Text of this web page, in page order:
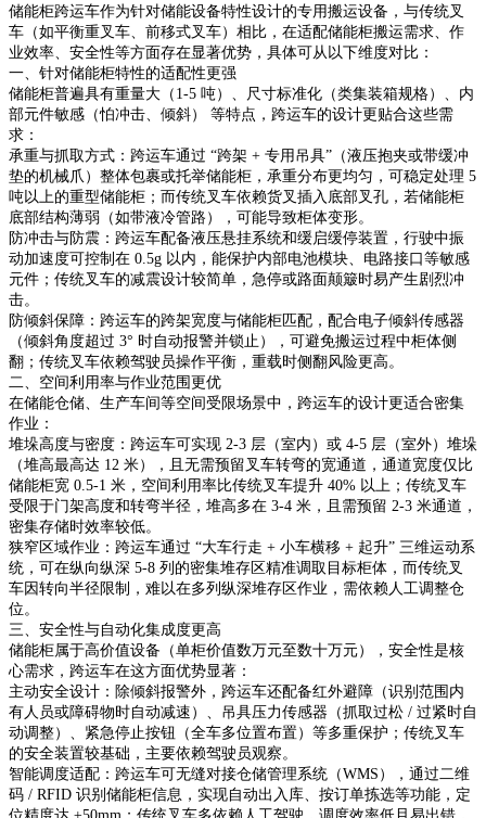
储能柜跨运车作为针对储能设备特性设计的专用搬运设备，与传统叉
车（如平衡重叉车、前移式叉车）相比，在适配储能柜搬运需求、作
业效率、安全性等方面存在显著优势，具体可从以下维度对比：
一、针对储能柜特性的适配性更强
储能柜普遍具有重量大（1-5 吨）、尺寸标准化（类集装箱规格）、内
部元件敏感（怕冲击、倾斜） 等特点，跨运车的设计更贴合这些需
求：
承重与抓取方式：跨运车通过 “跨架 + 专用吊具”（液压抱夹或带缓冲
垫的机械爪）整体包裹或托举储能柜，承重分布更均匀，可稳定处理 5
吨以上的重型储能柜；而传统叉车依赖货叉插入底部叉孔，若储能柜
底部结构薄弱（如带液冷管路），可能导致柜体变形。
防冲击与防震：跨运车配备液压悬挂系统和缓启缓停装置，行驶中振
动加速度可控制在 0.5g 以内，能保护内部电池模块、电路接口等敏感
元件；传统叉车的减震设计较简单，急停或路面颠簸时易产生剧烈冲
击。
防倾斜保障：跨运车的跨架宽度与储能柜匹配，配合电子倾斜传感器
（倾斜角度超过 3° 时自动报警并锁止），可避免搬运过程中柜体侧
翻；传统叉车依赖驾驶员操作平衡，重载时侧翻风险更高。
二、空间利用率与作业范围更优
在储能仓储、生产车间等空间受限场景中，跨运车的设计更适合密集
作业：
堆垛高度与密度：跨运车可实现 2-3 层（室内）或 4-5 层（室外）堆垛
（堆高最高达 12 米），且无需预留叉车转弯的宽通道，通道宽度仅比
储能柜宽 0.5-1 米，空间利用率比传统叉车提升 40% 以上；传统叉车
受限于门架高度和转弯半径，堆高多在 3-4 米，且需预留 2-3 米通道，
密集存储时效率较低。
狭窄区域作业：跨运车通过 “大车行走 + 小车横移 + 起升” 三维运动系
统，可在纵向纵深 5-8 列的密集堆存区精准调取目标柜体，而传统叉
车因转向半径限制，难以在多列纵深堆存区作业，需依赖人工调整仓
位。
三、安全性与自动化集成度更高
储能柜属于高价值设备（单柜价值数万元至数十万元），安全性是核
心需求，跨运车在这方面优势显著：
主动安全设计：除倾斜报警外，跨运车还配备红外避障（识别范围内
有人员或障碍物时自动减速）、吊具压力传感器（抓取过松 / 过紧时自
动调整）、紧急停止按钮（全车多位置布置）等多重保护；传统叉车
的安全装置较基础，主要依赖驾驶员观察。
智能调度适配：跨运车可无缝对接仓储管理系统（WMS），通过二维
码 / RFID 识别储能柜信息，实现自动出入库、按订单拣选等功能，定